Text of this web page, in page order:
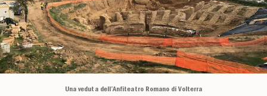
Una veduta dell’Anfiteatro Romano di Volterra